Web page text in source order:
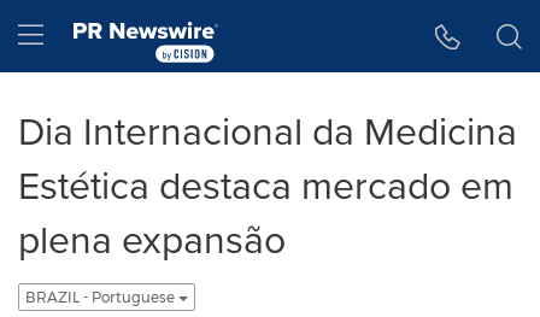
Hamburger menu
Dia Internacional da Medicina
Estética destaca mercado em
plena expansão
BRAZIL - Portuguese